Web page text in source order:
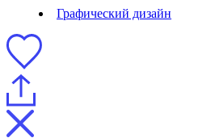
Графический дизайн